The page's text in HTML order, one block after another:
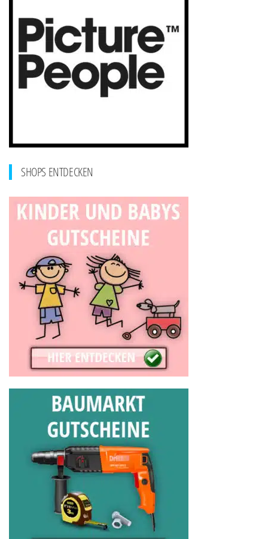
SHOPS ENTDECKEN